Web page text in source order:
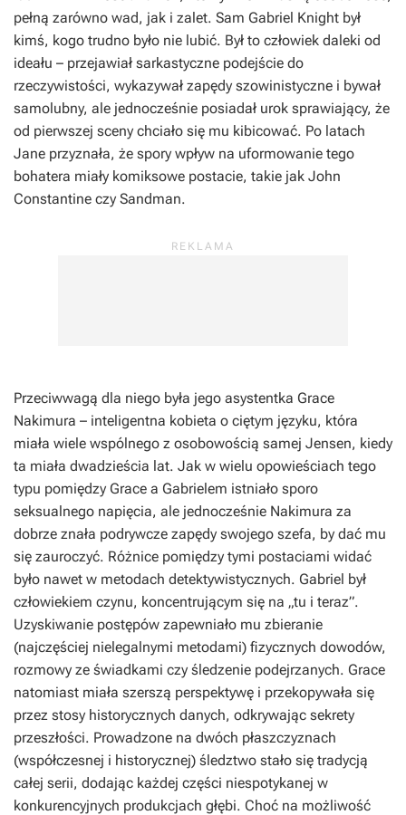
pełną zarówno wad, jak i zalet. Sam Gabriel Knight był
kimś, kogo trudno było nie lubić. Był to człowiek daleki od
ideału – przejawiał sarkastyczne podejście do
rzeczywistości, wykazywał zapędy szowinistyczne i bywał
samolubny, ale jednocześnie posiadał urok sprawiający, że
od pierwszej sceny chciało się mu kibicować. Po latach
Jane przyznała, że spory wpływ na uformowanie tego
bohatera miały komiksowe postacie, takie jak John
Constantine czy Sandman.
Przeciwwagą dla niego była jego asystentka Grace
Nakimura – inteligentna kobieta o ciętym języku, która
miała wiele wspólnego z osobowością samej Jensen, kiedy
ta miała dwadzieścia lat. Jak w wielu opowieściach tego
typu pomiędzy Grace a Gabrielem istniało sporo
seksualnego napięcia, ale jednocześnie Nakimura za
dobrze znała podrywcze zapędy swojego szefa, by dać mu
się zauroczyć. Różnice pomiędzy tymi postaciami widać
było nawet w metodach detektywistycznych. Gabriel był
człowiekiem czynu, koncentrującym się na „tu i teraz”.
Uzyskiwanie postępów zapewniało mu zbieranie
(najczęściej nielegalnymi metodami) fizycznych dowodów,
rozmowy ze świadkami czy śledzenie podejrzanych. Grace
natomiast miała szerszą perspektywę i przekopywała się
przez stosy historycznych danych, odkrywając sekrety
przeszłości. Prowadzone na dwóch płaszczyznach
(współczesnej i historycznej) śledztwo stało się tradycją
całej serii, dodając każdej części niespotykanej w
konkurencyjnych produkcjach głębi. Choć na możliwość